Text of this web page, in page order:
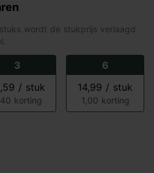
wordt de stukprijs verlaagd
3
/ stuk
korting
6
14,99 / stuk
1,00 korting